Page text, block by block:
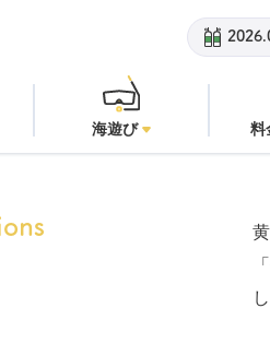
黄金崎ビーチ： オープン
海遊び 料